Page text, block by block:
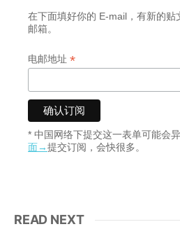
在下面填好你的 E-mail，有新的贴
邮箱。
电邮地址 *
* 中国网络下提交这一表单可能会
面→提交订阅，会快很多。
READ NEXT